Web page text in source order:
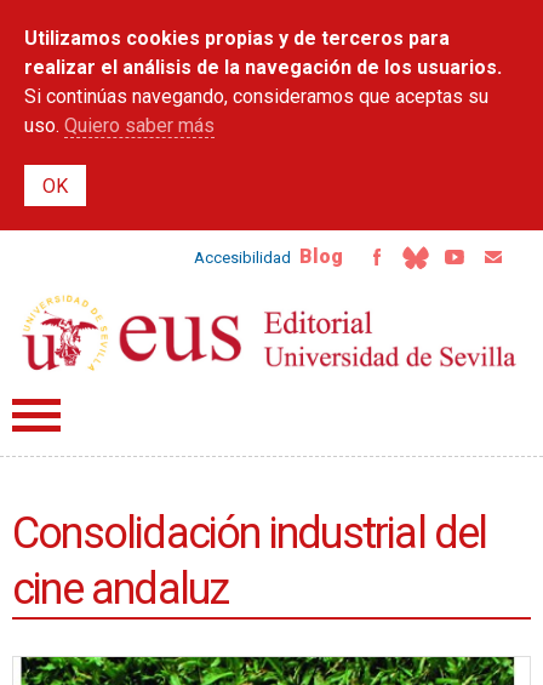
contenido
principal
Utilizamos cookies propias y de terceros para
realizar el análisis de la navegación de los usuarios.
Si continúas navegando, consideramos que aceptas su
uso. Quiero saber más
Accesibilidad Blog
Consolidación industrial del
cine andaluz